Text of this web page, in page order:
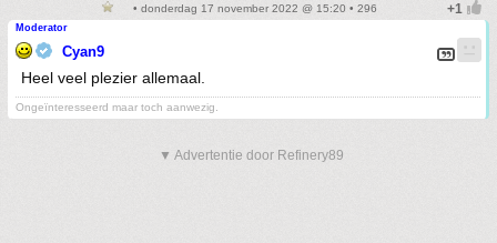
• donderdag 17 november 2022 @ 15:20 • 296
Moderator
Cyan9
Heel veel plezier allemaal.
Ongeïnteresseerd maar toch aanwezig.
▼ Advertentie door Refinery89